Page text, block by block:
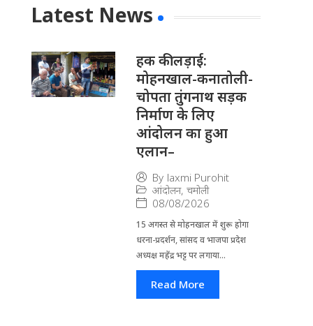
Latest News
हक की लड़ाई:
मोहनखाल-कनातोली-
चोपता तुंगनाथ सड़क
निर्माण के लिए
आंदोलन का हुआ
एलान–
By laxmi Purohit
आंदोलन, चमोली
08/08/2026
15 अगस्त से मोहनखाल में शुरू होगा
धरना-प्रदर्शन, सांसद व भाजपा प्रदेश
अध्यक्ष महेंद्र भट्ट पर लगाया...
Read More